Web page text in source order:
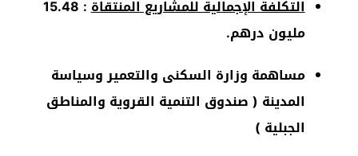
التكلفة الإجمالية للمشاريع المنتقاة : 15.48
مليون درهم.
مساهمة وزارة السكنى والتعمير وسياسة
المدينة ( صندوق التنمية القروية والمناطق
الجبلية )